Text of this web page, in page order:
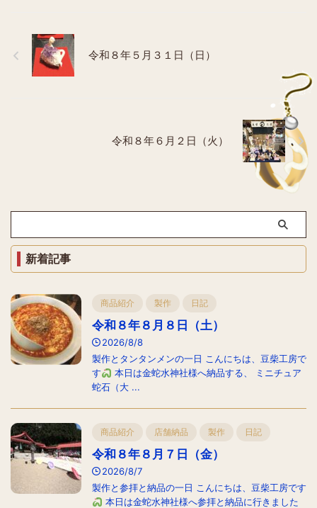
令和８年５月３１日（日）
令和８年６月２日（火）
新着記事
商品紹介 製作 日記
令和８年８月８日（土）
2026/8/8
製作とタンタンメンの一日 こんにちは、豆柴工房で
す
本日は金蛇水神社様へ納品する、 ミニチュア
蛇石（大 ...
商品紹介 店舗納品 製作 日記
令和８年８月７日（金）
2026/8/7
製作と参拝と納品の一日 こんにちは、豆柴工房です
本日は金蛇水神社様へ参拝と納品に行きました